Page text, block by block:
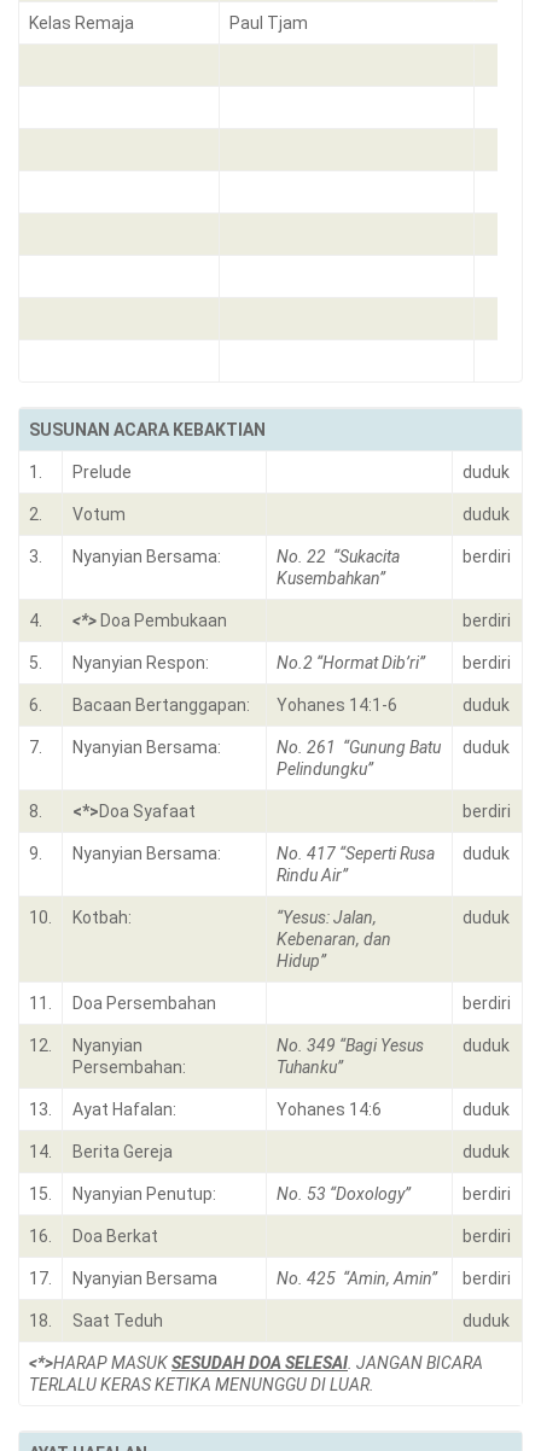
Kelas Remaja Paul Tjam
SUSUNAN ACARA KEBAKTIAN
1. Prelude duduk
2. Votum duduk
3. Nyanyian Bersama:
No. 22 “Sukacita
Kusembahkan”
berdiri
4. <*> Doa Pembukaan berdiri
5. Nyanyian Respon: No.2 “Hormat Dib’ri” berdiri
6. Bacaan Bertanggapan: Yohanes 14:1-6 duduk
7. Nyanyian Bersama:
No. 261 “Gunung Batu
Pelindungku”
duduk
8. <*>Doa Syafaat berdiri
9. Nyanyian Bersama:
No. 417 “Seperti Rusa
Rindu Air”
duduk
10. Kotbah:
“Yesus: Jalan,
Kebenaran, dan
Hidup”
duduk
11. Doa Persembahan berdiri
12.
Nyanyian
Persembahan:
No. 349 “Bagi Yesus
Tuhanku”
duduk
13. Ayat Hafalan: Yohanes 14:6 duduk
14. Berita Gereja duduk
15. Nyanyian Penutup: No. 53 “Doxology” berdiri
16. Doa Berkat berdiri
17. Nyanyian Bersama No. 425 “Amin, Amin” berdiri
18. Saat Teduh duduk
<*>HARAP MASUKSESUDAH DOA SELESAI . JANGAN BICARA
TERLALU KERAS KETIKA MENUNGGU DI LUAR.